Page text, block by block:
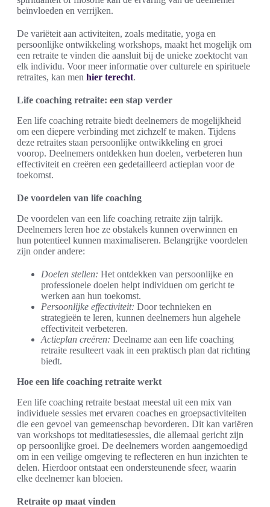
beïnvloeden en verrijken.
De variëteit aan activiteiten, zoals meditatie, yoga en
persoonlijke ontwikkeling workshops, maakt het mogelijk om
een retraite te vinden die aansluit bij de unieke zoektocht van
elk individu. Voor meer informatie over culturele en spirituele
retraites, kan men hier terecht.
Life coaching retraite: een stap verder
Een life coaching retraite biedt deelnemers de mogelijkheid
om een diepere verbinding met zichzelf te maken. Tijdens
deze retraites staan persoonlijke ontwikkeling en groei
voorop. Deelnemers ontdekken hun doelen, verbeteren hun
effectiviteit en creëren een gedetailleerd actieplan voor de
toekomst.
De voordelen van life coaching
De voordelen van een life coaching retraite zijn talrijk.
Deelnemers leren hoe ze obstakels kunnen overwinnen en
hun potentieel kunnen maximaliseren. Belangrijke voordelen
zijn onder andere:
Doelen stellen: Het ontdekken van persoonlijke en
professionele doelen helpt individuen om gericht te
werken aan hun toekomst.
Persoonlijke effectiviteit: Door technieken en
strategieën te leren, kunnen deelnemers hun algehele
effectiviteit verbeteren.
Actieplan creëren: Deelname aan een life coaching
retraite resulteert vaak in een praktisch plan dat richting
biedt.
Hoe een life coaching retraite werkt
Een life coaching retraite bestaat meestal uit een mix van
individuele sessies met ervaren coaches en groepsactiviteiten
die een gevoel van gemeenschap bevorderen. Dit kan variëren
van workshops tot meditatiesessies, die allemaal gericht zijn
op persoonlijke groei. De deelnemers worden aangemoedigd
om in een veilige omgeving te reflecteren en hun inzichten te
delen. Hierdoor ontstaat een ondersteunende sfeer, waarin
elke deelnemer kan bloeien.
Retraite op maat vinden